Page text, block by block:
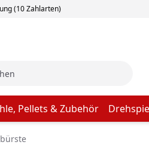
(10 Zahlarten)
Pellets & Zubehör